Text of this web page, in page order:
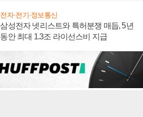
전자·전기·정보통신
삼성전자 넷리스트와 특허분쟁 매듭, 5년
동안 최대 1.3조 라이선스비 지급